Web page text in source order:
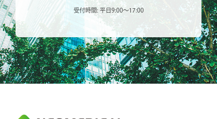
受付時間: 平日9:00〜17:00